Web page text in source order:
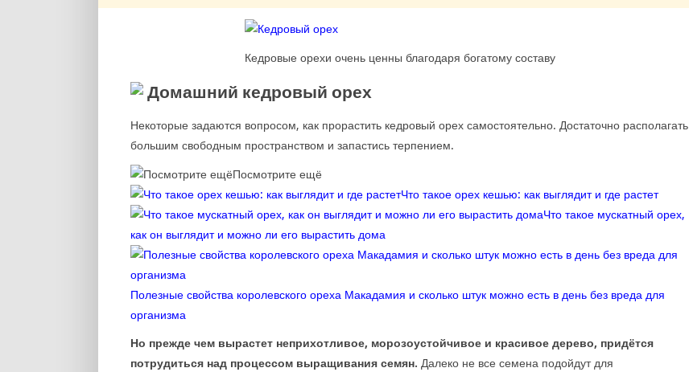
Кедровые орехи очень ценны благодаря богатому составу
Домашний кедровый орех
Некоторые задаются вопросом, как прорастить кедровый орех самостоятельно. Достаточно располагать
большим свободным пространством и запастись терпением.
Посмотрите ещё
Что такое орех кешью: как выглядит и где растет
Что такое мускатный орех,
как он выглядит и можно ли его вырастить дома
Полезные свойства королевского ореха Макадамия и сколько штук можно есть в день без вреда для
организма
Но прежде чем вырастет неприхотливое, морозоустойчивое и красивое дерево, придётся
потрудиться над процессом выращивания семян. Далеко не все семена подойдут для